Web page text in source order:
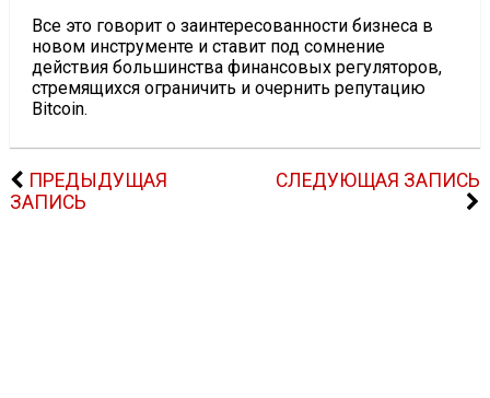
Все это говорит о заинтересованности бизнеса в
новом инструменте и ставит под сомнение
действия большинства финансовых регуляторов,
стремящихся ограничить и очернить репутацию
Bitcoin.
ПРЕДЫДУЩАЯ
ЗАПИСЬ
СЛЕДУЮЩАЯ ЗАПИСЬ